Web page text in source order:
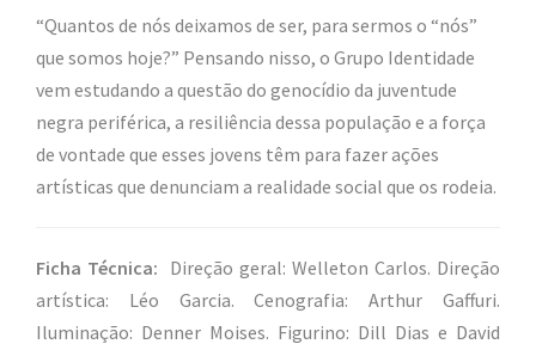
“Quantos de nós deixamos de ser, para sermos o “nós”
que somos hoje?” Pensando nisso, o Grupo Identidade
vem estudando a questão do genocídio da juventude
negra periférica, a resiliência dessa população e a força
de vontade que esses jovens têm para fazer ações
artísticas que denunciam a realidade social que os rodeia.
Ficha Técnica: Direção geral: Welleton Carlos. Direção
artística: Léo Garcia.Cenografia:Arthur Gaffuri.
Iluminação: Denner Moises. Figurino: Dill Dias e David